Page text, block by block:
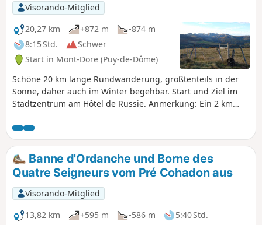
Visorando-Mitglied
20,27 km
+872 m
-874 m
8:15 Std.
Schwer
Start in Mont-Dore (Puy-de-Dôme)
Schöne 20 km lange Rundwanderung, größtenteils in der
Sonne, daher auch im Winter begehbar. Start und Ziel im
Stadtzentrum am Hôtel de Russie. Anmerkung: Ein 2 km
nicht sehr interessant, aber unvermeidbar. Aktualisierung
durch den Moderator: 25. Juni 2024
Banne d'Ordanche und Borne des
Quatre Seigneurs vom Pré Cohadon aus
Visorando-Mitglied
13,82 km
+595 m -586 m
5:40 Std.